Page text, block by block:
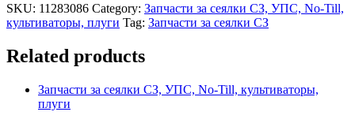
SKU: 11283086 Category: Запчасти за сеялки СЗ, УПС, No-Till,
культиваторы, плуги Tag: Запчасти за сеялки СЗ
Related products
Запчасти за сеялки СЗ, УПС, No-Till, культиваторы,
плуги